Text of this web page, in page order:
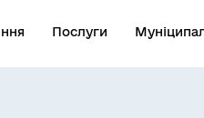
Послуги